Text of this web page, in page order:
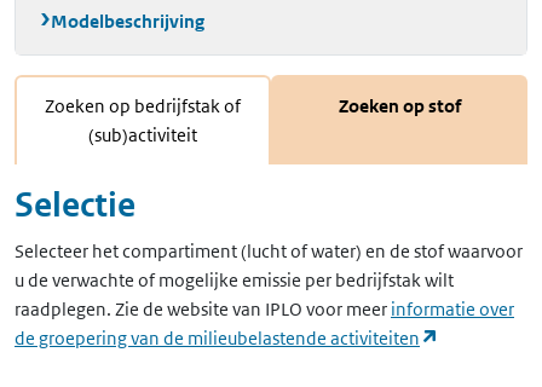
Modelbeschrijving
Zoeken op bedrijfstak of
(sub)activiteit
Zoeken op stof
Selectie
Selecteer het compartiment (lucht of water) en de stof waarvoor
u de verwachte of mogelijke emissie per bedrijfstak wilt
raadplegen. Zie de website van IPLO voor meer informatie over
de groepering van de milieubelastende activiteiten